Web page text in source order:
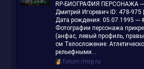
RP-БИОГРАФИЯ ПЕРСОНАЖА
Дмитрий Игоревич ID: 478-975 |
Дата рождения: 05.07.1995
Фотографии персонажа
(анфас, левый профиль,
см Телосложение:
рельефными...
forum.rmrp.ru